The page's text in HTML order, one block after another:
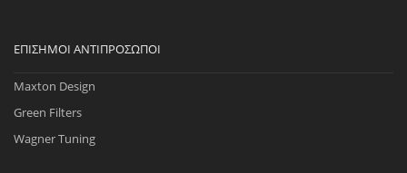
ΕΠΊΣΗΜΟΙ ΑΝΤΙΠΡΌΣΩΠΟΙ
Maxton Design
Green Filters
Wagner Tuning